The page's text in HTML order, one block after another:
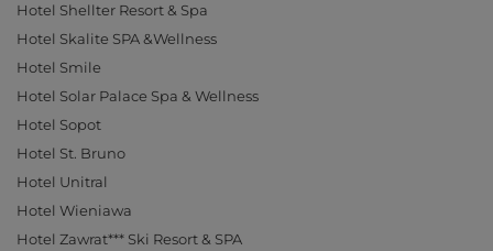
Hotel Shellter Resort & Spa
Hotel Skalite SPA &Wellness
Hotel Smile
Hotel Solar Palace Spa & Wellness
Hotel Sopot
Hotel St. Bruno
Hotel Unitral
Hotel Wieniawa
Hotel Zawrat*** Ski Resort & SPA